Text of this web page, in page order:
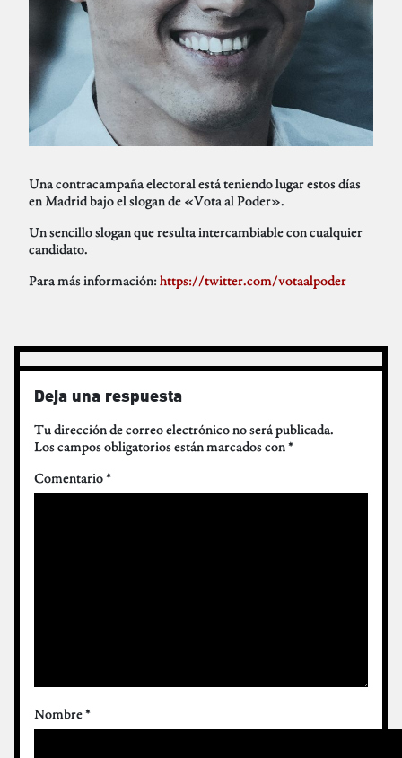
Una contracampaña electoral está teniendo lugar estos días
en Madrid bajo el slogan de «Vota al Poder».
Un sencillo slogan que resulta intercambiable con cualquier
candidato.
Para más información:https://twitter.com/votaalpoder
Deja una respuesta
Tu dirección de correo electrónico no será publicada.
Los campos obligatorios están marcados con*
Comentario*
Nombre*